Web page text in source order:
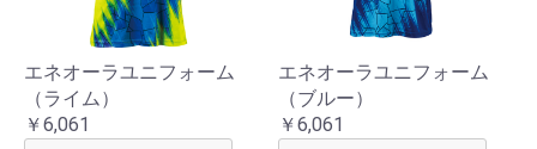
エネオーラユニフォーム
（ライム）
￥6,061
エネオーラユニフォーム
（ブルー）
￥6,061